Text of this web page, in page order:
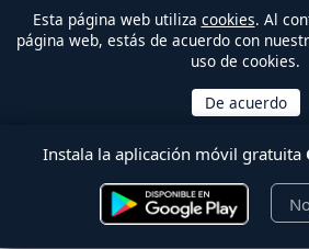
Esta página web utiliza cookies. Al
página web, estás de acuerdo con
uso de cookies.
Instala la aplicación móvil gratuita